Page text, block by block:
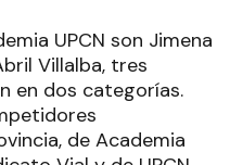
UPCN son Jimena
Villalba, tres
en dos categorías.
de Academia